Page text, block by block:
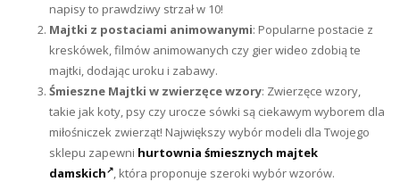
napisy to prawdziwy strzał w 10!
Majtki z postaciami animowanymi: Popularne postacie z
kreskówek, filmów animowanych czy gier wideo zdobią te
majtki, dodając uroku i zabawy.
Śmieszne Majtki w zwierzęce wzory: Zwierzęce wzory,
takie jak koty, psy czy urocze sówki są ciekawym wyborem dla
miłośniczek zwierząt! Największy wybór modeli dla Twojego
sklepu zapewni hurtownia śmiesznych majtek
damskich , która proponuje szeroki wybór wzorów.